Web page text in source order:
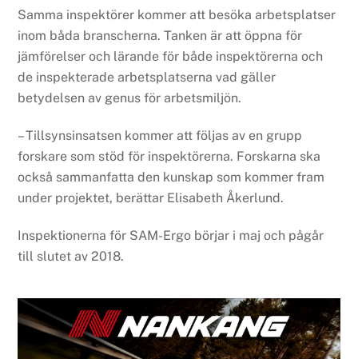
Samma inspektörer kommer att besöka arbetsplatser
inom båda branscherna. Tanken är att öppna för
jämförelser och lärande för både inspektörerna och
de inspekterade arbetsplatserna vad gäller
betydelsen av genus för arbetsmiljön.
– Tillsynsinsatsen kommer att följas av en grupp
forskare som stöd för inspektörerna. Forskarna ska
också sammanfatta den kunskap som kommer fram
under projektet, berättar Elisabeth Åkerlund.
Inspektionerna för SAM-Ergo börjar i maj och pågår
till slutet av 2018.